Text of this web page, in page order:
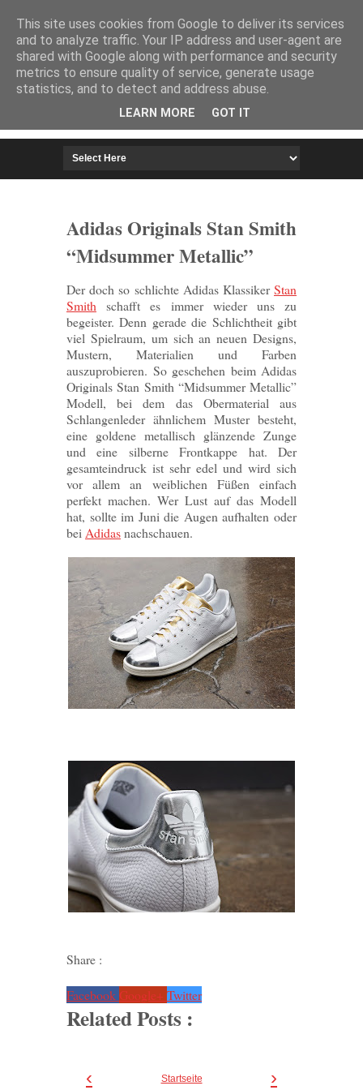
HOME IMPRESSUM
Adidas Originals Stan Smith
“Midsummer Metallic”
Der doch so schlichte Adidas KlassikerStan
Smith schafft es immer wieder uns zu
begeister. Denn gerade die Schlichtheit gibt
viel Spielraum, um sich an neuen Designs,
Mustern, Materialien und Farben
auszuprobieren. So geschehen beim Adidas
Originals Stan Smith “Midsummer Metallic”
Modell, bei dem das Obermaterial aus
Schlangenleder ähnlichem Muster besteht,
eine goldene metallisch glänzende Zunge
und eine silberne Frontkappe hat. Der
gesamteindruck ist sehr edel und wird sich
vor allem an weiblichen Füßen einfach
perfekt machen. Wer Lust auf das Modell
hat, sollte im Juni die Augen aufhalten oder
bei Adidasnachschauen.
Share :
Facebook Google+ Twitter
Related Posts :
‹ ›
Startseite
This site uses cookies from Google to deliver its services
and to analyze traffic. Your IP address and user-agent are
shared with Google along with performance and security
metrics to ensure quality of service, generate usage
statistics, and to detect and address abuse.
LEARN MORE GOT IT